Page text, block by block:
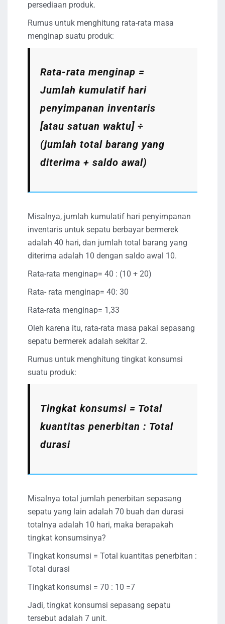
persediaan produk.
Rumus untuk menghitung rata-rata masa
menginap suatu produk:
Rata-rata menginap =
Jumlah kumulatif hari
penyimpanan inventaris
[atau satuan waktu] ÷
(jumlah total barang yang
diterima + saldo awal)
Misalnya, jumlah kumulatif hari penyimpanan
inventaris untuk sepatu berbayar bermerek
adalah 40 hari, dan jumlah total barang yang
diterima adalah 10 dengan saldo awal 10.
Rata-rata menginap= 40 : (10 + 20)
Rata- rata menginap= 40: 30
Rata-rata menginap= 1,33
Oleh karena itu, rata-rata masa pakai sepasang
sepatu bermerek adalah sekitar 2.
Rumus untuk menghitung tingkat konsumsi
suatu produk:
Tingkat konsumsi = Total
kuantitas penerbitan : Total
durasi
Misalnya total jumlah penerbitan sepasang
sepatu yang lain adalah 70 buah dan durasi
totalnya adalah 10 hari, maka berapakah
tingkat konsumsinya?
Tingkat konsumsi = Total kuantitas penerbitan :
Total durasi
Tingkat konsumsi = 70 : 10 =7
Jadi, tingkat konsumsi sepasang sepatu
tersebut adalah 7 unit.